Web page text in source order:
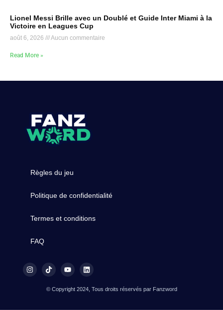
Lionel Messi Brille avec un Doublé et Guide Inter Miami à la
Victoire en Leagues Cup
août 6, 2026 Aucun commentaire
Read More »
Règles du jeu
Politique de confidentialité
Termes et conditions
FAQ
© Copyright 2024, Tous droits réservés par Fanzword